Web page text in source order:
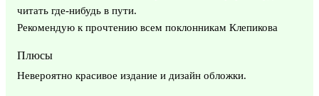
читать где-нибудь в пути.
Рекомендую к прочтению всем поклонникам Клепикова
Плюсы
Невероятно красивое издание и дизайн обложки.